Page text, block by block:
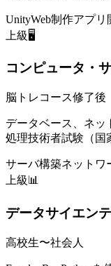
UnityWeb制作アプリ
上級 🖥️
コンピュータ・
脳トレコース修了後
データベース、ネッ
処理技術者試験（国
サーバ構築ネットワ
上級📊
データサイエン
高校生〜社会人